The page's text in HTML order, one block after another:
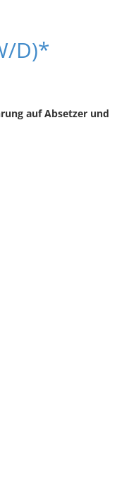
D)*
auf Absetzer und